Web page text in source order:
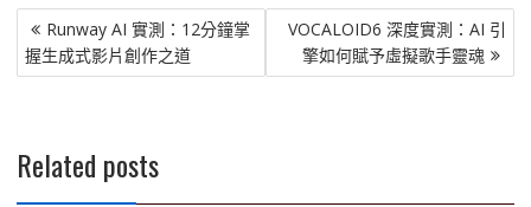
文
章
導
Runway AI 實測：12分鐘掌
握生成式影片創作之道
VOCALOID6 深度實測：AI 引
擎如何賦予虛擬歌手靈魂
Related posts